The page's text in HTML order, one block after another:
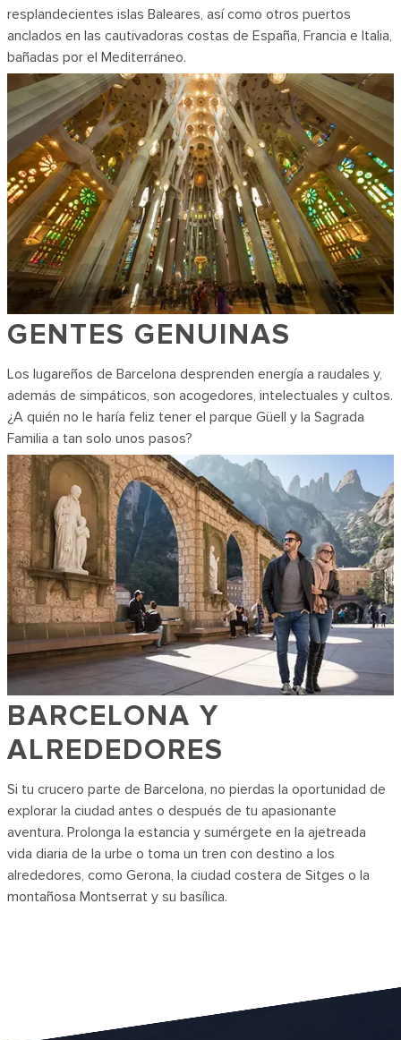
resplandecientes islas Baleares, así como otros puertos
anclados en las cautivadoras costas de España, Francia e Italia,
bañadas por el Mediterráneo.
GENTES GENUINAS
Los lugareños de Barcelona desprenden energía a raudales y,
además de simpáticos, son acogedores, intelectuales y cultos.
¿A quién no le haría feliz tener el parque Güell y la Sagrada
Familia a tan solo unos pasos?
BARCELONA Y
ALREDEDORES
Si tu crucero parte de Barcelona, no pierdas la oportunidad de
explorar la ciudad antes o después de tu apasionante
aventura. Prolonga la estancia y sumérgete en la ajetreada
vida diaria de la urbe o toma un tren con destino a los
alrededores, como Gerona, la ciudad costera de Sitges o la
montañosa Montserrat y su basílica.